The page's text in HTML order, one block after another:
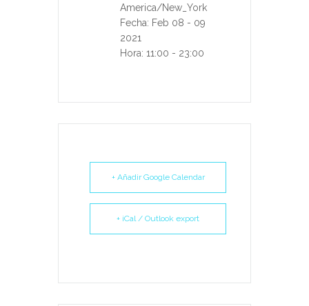
America/New_York
Fecha: Feb 08 - 09
2021
Hora: 11:00 - 23:00
+ Añadir Google Calendar
+ iCal / Outlook export